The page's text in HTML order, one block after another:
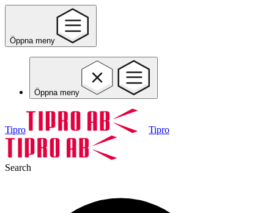
Öppna meny
Öppna meny
Tipro Tipro
Search